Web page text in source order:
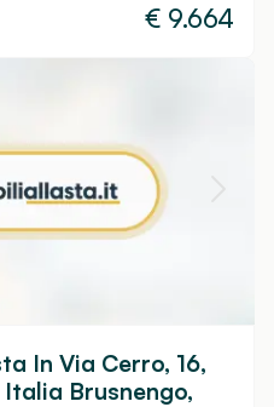
€ 9.664
In Via Cerro, 16,
Brusnengo,